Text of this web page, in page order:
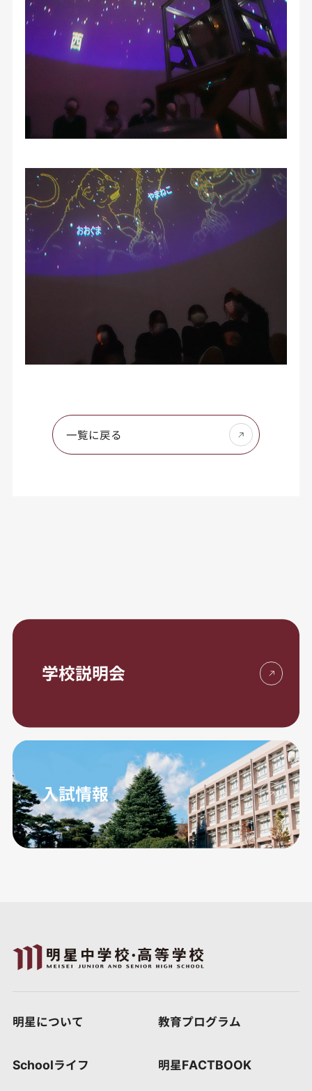
一覧に戻る
学校説明会
入試情報
明星について 教育プログラム
Schoolライフ 明星FACTBOOK